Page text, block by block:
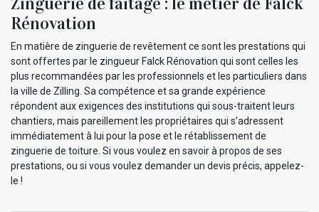
Rénovation
En matière de zinguerie de revêtement ce sont les prestations qui
sont offertes par le zingueur Falck Rénovation qui sont celles les
plus recommandées par les professionnels et les particuliers dans
la ville de Zilling. Sa compétence et sa grande expérience
répondent aux exigences des institutions qui sous-traitent leurs
chantiers, mais pareillement les propriétaires qui s’adressent
immédiatement à lui pour la pose et le rétablissement de
zinguerie de toiture. Si vous voulez en savoir à propos de ses
prestations, ou si vous voulez demander un devis précis, appelez-
le !